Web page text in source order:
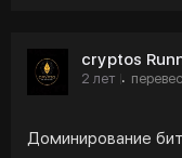
cryptos
2 лет ·
Доминирование